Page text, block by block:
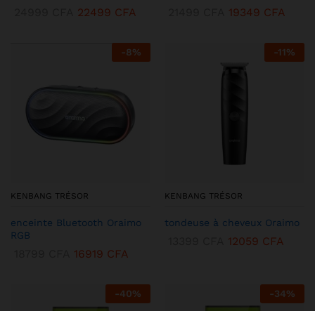
22499 CFA 19349 CFA
-8%
KENBANG TRÉSOR
enceinte Bluetooth Oraimo
RGB
16919 CFA
-11%
KENBANG TRÉSOR
tondeuse à cheveux Oraimo
12059 CFA
-40% -34%